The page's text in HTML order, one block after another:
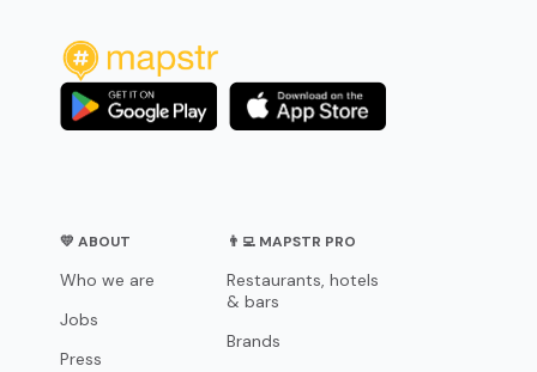
💛 ABOUT
Who we are
Jobs
Press
👨‍💻 MAPSTR PRO
Restaurants, hotels
& bars
Brands